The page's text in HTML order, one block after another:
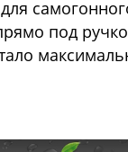
под